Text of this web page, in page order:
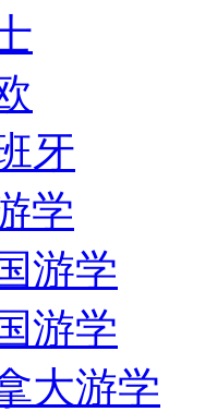
牙
学
游学
游学
大游学